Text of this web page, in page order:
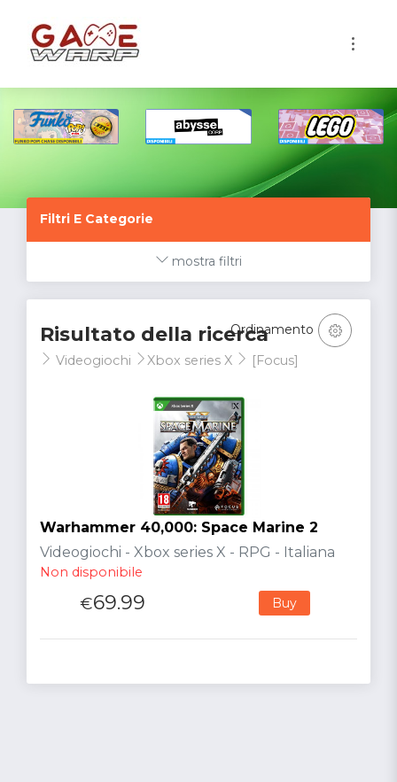
Filtri E Categorie
mostra filtri
Risultato della ricerca
Videogiochi Xbox series X [Focus]
Ordinamento
Warhammer 40,000: Space Marine 2
Videogiochi - Xbox series X - RPG - Italiana
Non disponibile
€69.99 Buy